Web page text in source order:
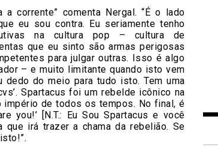
corrente” comenta Nergal. “É o lado
eu sou contra. Eu seriamente tenho
na cultura pop – cultura de
que eu sinto são armas perigosas
para julgar outras. Isso é algo
– e muito limitante quando isto vem
do meio para tudo isto. Tem uma
Spartacus foi um rebelde icônico na
de todos os tempos. No final, é
you!’ [N.T.: Eu Sou Spartacus e você
que irá trazer a chama da rebelião. Se